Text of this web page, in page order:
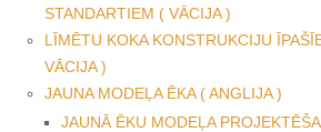
STANDARTIEM ( VĀCIJA )
LĪMĒTU KOKA KONSTRUKCIJU
VĀCIJA )
JAUNA MODEĻA ĒKA ( ANGLIJA )
JAUNĀ ĒKU MODEĻA